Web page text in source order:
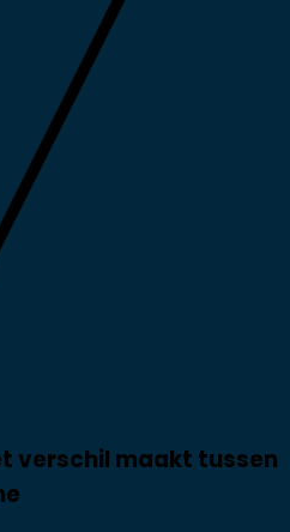
verschil maakt tussen